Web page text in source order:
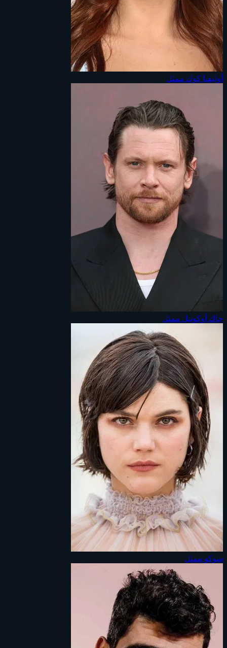
أوليفيا كوك ممثل
جاك أوكونيل ممثل
سوكو ممثل